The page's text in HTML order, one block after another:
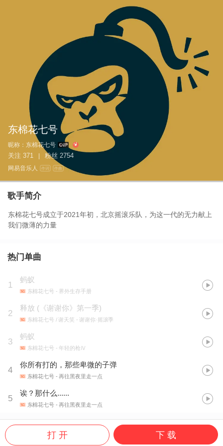
东棉花七号
昵称： 东棉花七号
关注 371 粉丝 2754
网易音乐人 作词 作曲
歌手简介
东棉花七号成立于2021年初，北京摇滚乐队，为这一代的无力献上
我们微薄的力量
热门单曲
1
蚂蚁
东棉花七号 - 界外生存手册
2
释放 ( 《谢谢你》第一季)
东棉花七号 / 谢天笑 - 谢谢你·摇滚季
3
蚂蚁
东棉花七号 - 年轻的枪Ⅳ
4
你所有打的，那些卑微的子弹
东棉花七号 - 再往黑夜里走一点
5
诶？那什么......
东棉花七号 - 再往黑夜里走一点
打 开 下 载